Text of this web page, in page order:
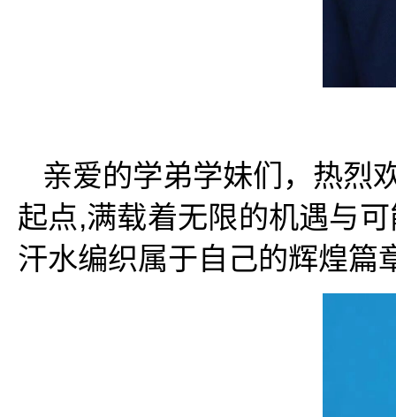
亲爱的学弟学妹们，热烈
起点,满载着无限的机遇与
汗水编织属于自己的辉煌篇